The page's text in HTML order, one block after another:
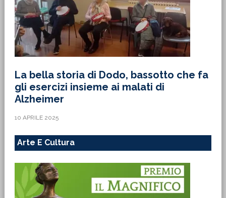
La bella storia di Dodo, bassotto che fa
gli esercizi insieme ai malati di
Alzheimer
10 APRILE 2025
Arte E Cultura